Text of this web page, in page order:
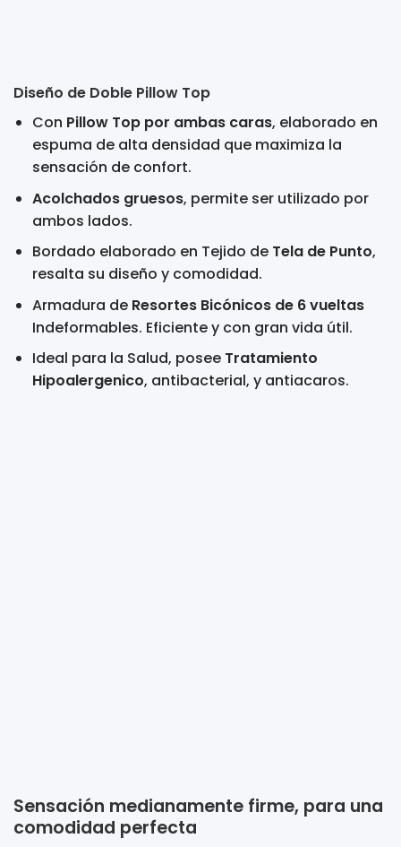
Diseño de Doble Pillow Top
Con Pillow Top por ambas caras, elaborado en
espuma de alta densidad que maximiza la
sensación de confort.
Acolchados gruesos, permite ser utilizado por
ambos lados.
Bordado elaborado en Tejido de Tela de Punto,
resalta su diseño y comodidad.
Armadura de Resortes Bicónicos de 6 vueltas
Indeformables. Eficiente y con gran vida útil.
Ideal para la Salud, posee Tratamiento
Hipoalergenico, antibacterial, y antiacaros.
Sensación medianamente firme, para una
comodidad perfecta